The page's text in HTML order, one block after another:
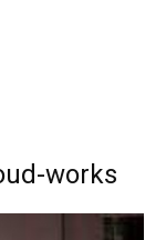
works